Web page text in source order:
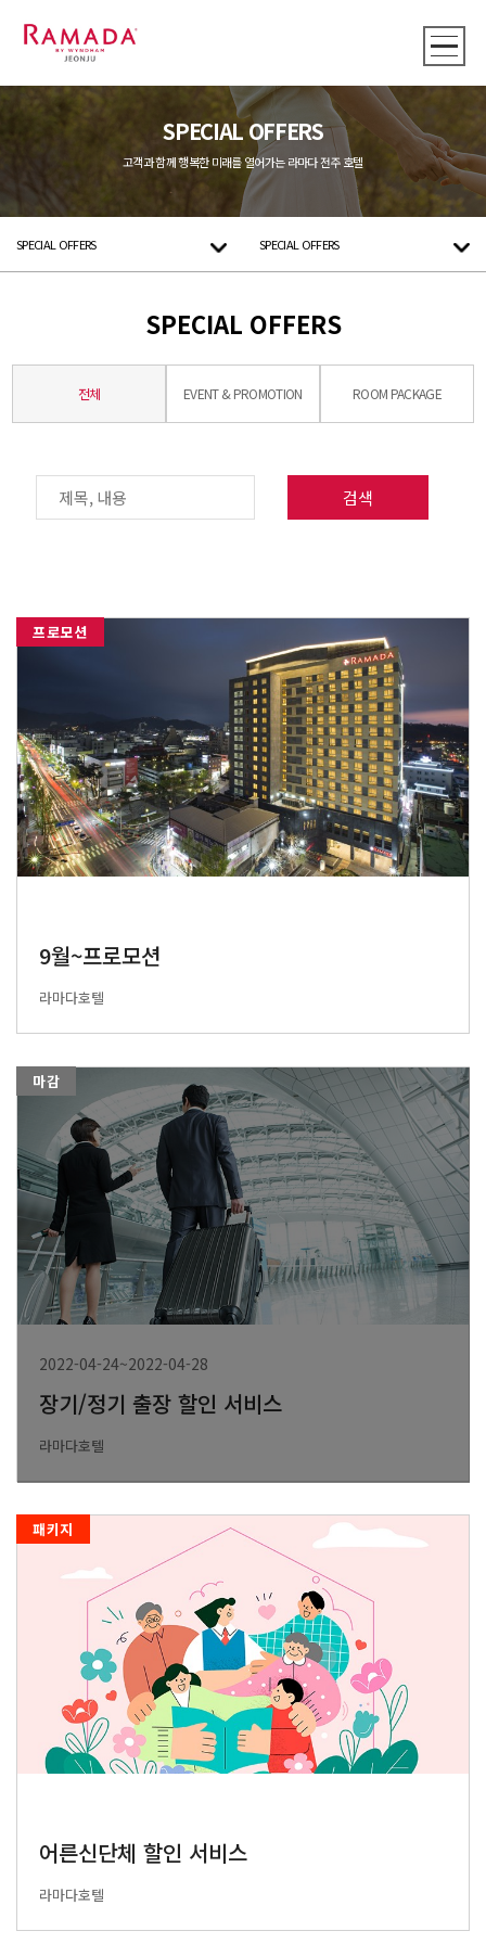
SPECIAL OFFERS
고객과 함께 행복한 미래를 열어가는 라마다 전주 호텔
SPECIAL OFFERS SPECIAL OFFERS
SPECIAL OFFERS
전체 EVENT & PROMOTION ROOM PACKAGE
검색
프로모션
9월~프로모션
라마다호텔
마감
2022-04-24~2022-04-28
장기/정기 출장 할인 서비스
라마다호텔
패키지
어른신단체 할인 서비스
라마다호텔